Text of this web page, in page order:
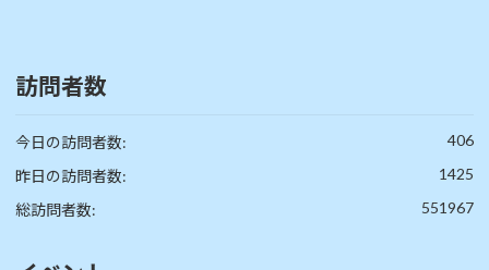
訪問者数
406
今日の訪問者数:
1425
昨日の訪問者数:
551967
総訪問者数: